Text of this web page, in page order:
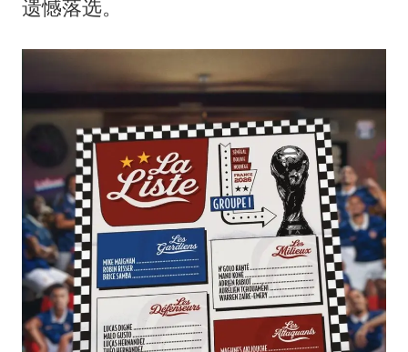
遗憾落选。